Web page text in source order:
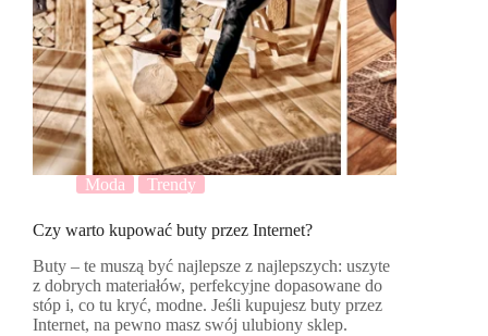
Moda Trendy
Czy warto kupować buty przez Internet?
Buty – te muszą być najlepsze z najlepszych: uszyte
z dobrych materiałów, perfekcyjne dopasowane do
stóp i, co tu kryć, modne. Jeśli kupujesz buty przez
Internet, na pewno masz swój ulubiony sklep.